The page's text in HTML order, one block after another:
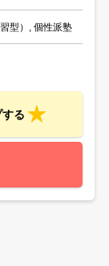
型）, 個性派塾
る